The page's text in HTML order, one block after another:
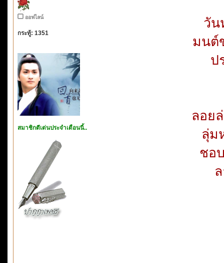
ออฟไลน์
กระทู้: 1351
สมาชิกดีเด่นประจำเดือนนี้..
วัน
มนต์
ป
ลอย
ลุ่ม
ชอ